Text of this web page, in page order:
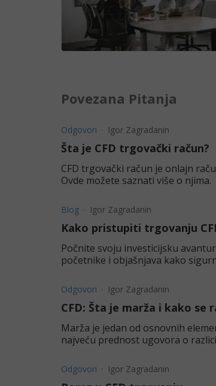
Povezana Pitanja
Odgovori Igor Zagradanin
Šta je CFD trgovački račun?
CFD trgovački račun je onlajn
Ovde možete saznati više o njima.
Blog Igor Zagradanin
Kako pristupiti trgovanju
Počnite svoju investicijsku
početnike i objašnjava kako
Odgovori Igor Zagradanin
CFD: Šta je marža i kako se
Marža je jedan od osnovnih
najveću prednost ugovora o
Odgovori Igor Zagradanin